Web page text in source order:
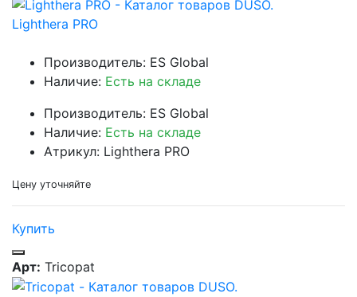
Lighthera PRO
Производитель: ES Global
Наличие: Есть на складе
Производитель: ES Global
Наличие: Есть на складе
Атрикул: Lighthera PRO
Цену уточняйте
Купить
Арт: Tricopat